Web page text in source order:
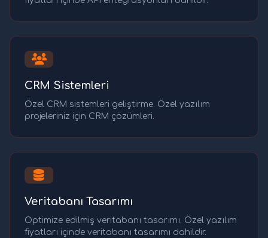
CRM Sistemleri
Özel CRM sistemleri geliştirme. Özel yazılım
projeleriniz için CRM çözümleri.
Veritabanı Tasarımı
Optimize edilmiş veritabanı tasarımı. Özel yazılım
fiyatları içinde veritabanı tasarımı dahildir.